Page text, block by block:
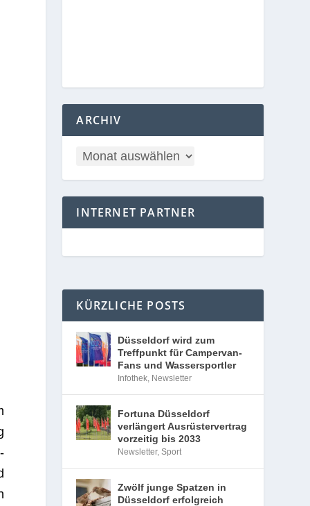
ARCHIV
INTERNET PARTNER
KÜRZLICHE POSTS
Düsseldorf wird zum
Treffpunkt für Campervan-
Fans und Wassersportler
Infothek, Newsletter
Fortuna Düsseldorf
verlängert Ausrüstervertrag
vorzeitig bis 2033
Newsletter,Sport
Zwölf junge Spatzen in
Düsseldorf erfolgreich